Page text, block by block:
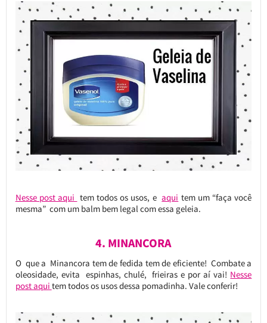
Nesse post aqui tem todos os usos, eaqui tem um “faça você
mesma” com um balm bem legal com essa geleia.
4. MINANCORA
O que a Minancora tem de fedida tem de eficiente! Combate a
oleosidade, evita espinhas, chulé, frieiras e por aí vai! Nesse
post aqui tem todos os usos dessa pomadinha. Vale conferir!